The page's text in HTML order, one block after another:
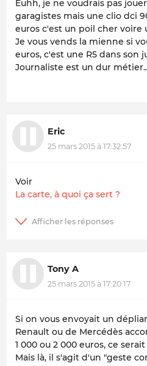
Euhh, je ne voudrais pas
garagistes mais une clio dci
euros c'est un poil cher voire
Je vous vends la mienne si
euros, c'est une R5 dans son
Journaliste est un dur
Eric
25 mars 2015 à 17:32:57
Voir
La carte, à quoi ça sert ?
Tony A
25 mars 2015 à 17:20:17
Si on vous envoyait un
Renault ou de Mercédès
1 000 ou 2 000 euros, ce
Mais là, il s'agit d'un "geste